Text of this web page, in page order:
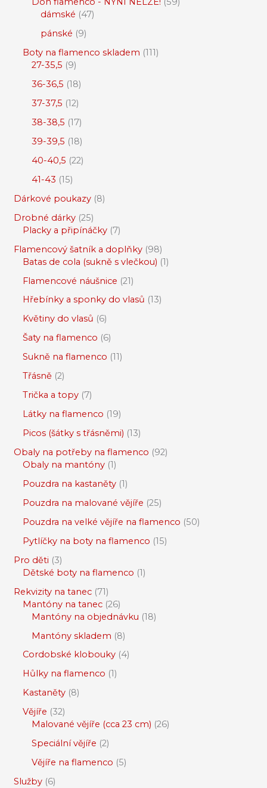
dámské 47
pánské 9
Boty na flamenco skladem 111
27-35,5 9
36-36,5 18
37-37,5 12
38-38,5 17
39-39,5 18
40-40,5 22
41-43 15
Dárkové poukazy 8
Drobné dárky 25
Placky a připínáčky 7
Flamencový šatník a doplňky 98
Batas de cola (sukně s vlečkou) 1
Flamencové náušnice 21
Hřebínky a sponky do vlasů 13
Květiny do vlasů 6
Šaty na flamenco 6
Sukně na flamenco 11
Třásně 2
Trička a topy 7
Látky na flamenco 19
Picos (šátky s třásněmi) 13
Obaly na potřeby na flamenco 92
Obaly na mantóny 1
Pouzdra na kastaněty 1
Pouzdra na malované vějíře 25
Pouzdra na velké vějíře na flamenco 50
Pytlíčky na boty na flamenco 15
Pro děti 3
Dětské boty na flamenco 1
Rekvizity na tanec 71
Mantóny na tanec 26
Mantóny na objednávku 18
Mantóny skladem 8
Cordobské klobouky 4
Hůlky na flamenco 1
Kastaněty 8
Vějíře 32
Malované vějíře (cca 23 cm) 26
Speciální vějíře 2
Vějíře na flamenco 5
Služby 6